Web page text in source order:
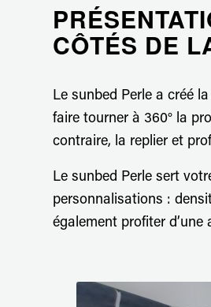
CÔTÉS DE
Le sunbed Perle a créé
faire tourner à 360° la
contraire, la replier et
Le sunbed Perle sert
personnalisations :
également profiter d’une